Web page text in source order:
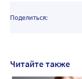
Поделиться:
Читайте также